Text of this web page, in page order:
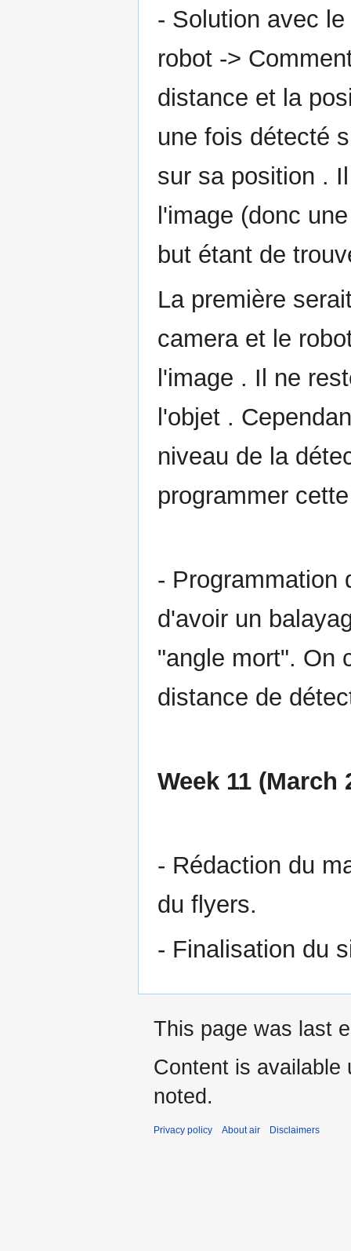
- Solution avec
robot ->
distance et la
une fois détecté
sur sa position .
l'image (donc
but étant de
La première
camera et le
l'image . Il ne
l'objet .
niveau de la
programmer
- Programmation
d'avoir un
"angle mort". On
distance de
Week 11 (March
- Rédaction du
du flyers.
- Finalisation du
This page was last
Content is available
noted.
Privacy policy About air Disclaimers